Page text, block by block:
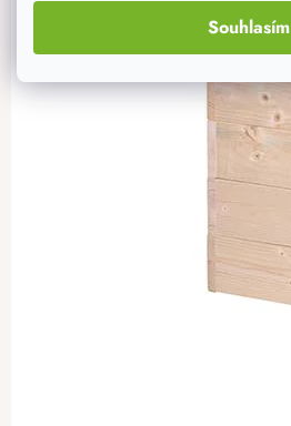
Souhlasím